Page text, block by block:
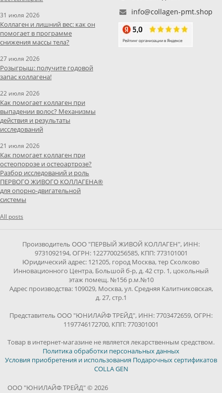
31 июля 2026
Коллаген и лишний вес: как он
помогает в программе
снижения массы тела?
27 июля 2026
Розыгрыш: получите годовой
запас коллагена!
22 июля 2026
Как помогает коллаген при
выпадении волос? Механизмы
действия и результаты
исследований
21 июля 2026
Как помогает коллаген при
остеопорозе и остеоартрозе?
Разбор исследований и роль
ПЕРВОГО ЖИВОГО КОЛЛАГЕНА®
для опорно-двигательной
системы
All posts
info@collagen-pmt.shop
Производитель ООО "ПЕРВЫЙ ЖИВОЙ КОЛЛАГЕН", ИНН:
9731092194, ОГРН: 1227700256585, КПП: 773101001
Юридический адрес: 121205, город Москва, тер Сколково
Инновационного Центра, Большой б-р, д. 42 стр. 1, цокольный
этаж помещ. №156 р.м.№10
Адрес производства: 109029, Москва, ул. Средняя Калитниковская,
д. 27, стр.1
Представитель ООО "ЮНИЛАЙФ ТРЕЙД", ИНН: 7703472659, ОГРН:
1197746172700, КПП: 770301001
Товар в интернет-магазине не является лекарственным средством.
Политика обработки персональных данных
Условия приобретения и использования Подарочных сертификатов
COLLA GEN
ООО "ЮНИЛАЙФ ТРЕЙД" © 2026